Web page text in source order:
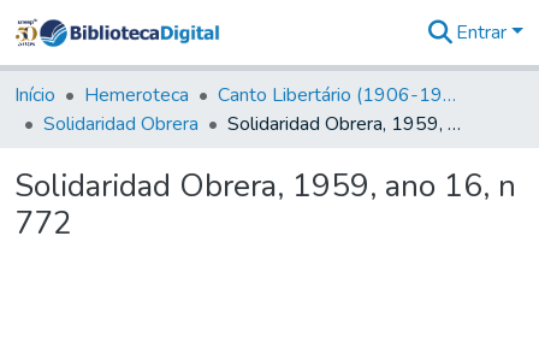
&
Coleções
Tudo na
Digital
Entrar
Início Hemeroteca
Canto Libertário (1906-1995)
Solidaridad Obrera
Solidaridad Obrera, 1959, ano 16, n 772
Solidaridad Obrera, 1959, ano 16, n
772